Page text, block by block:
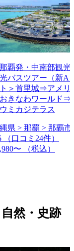
那覇発・中南部観
バスツアー（新A
＞首里城⇒アメリ
きなわワールド⇒
ミカジテラス
県 > 那覇 > 那覇市
（口コミ24件）
〜
（税込）
然・史跡